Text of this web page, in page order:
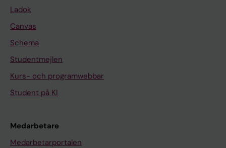
Ladok
Canvas
Schema
Studentmejlen
Kurs- och programwebbar
Student på KI
Medarbetare
Medarbetarportalen